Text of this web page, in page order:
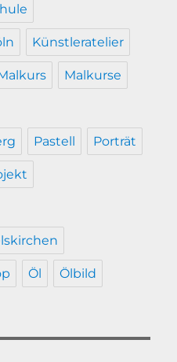
Künstleratelier
Malkurse
Pastell Porträt
Öl Ölbild